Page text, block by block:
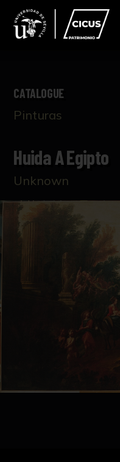
CATALOGUE
Pinturas
Huida A Egipto
Unknown